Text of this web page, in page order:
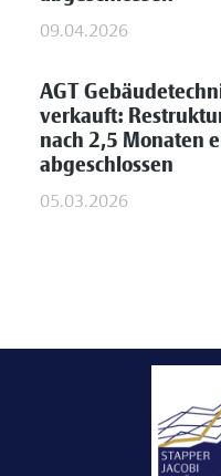
09.04.2026
AGT
verkauft:
nach 2,5 Monaten
abgeschlossen
05.03.2026